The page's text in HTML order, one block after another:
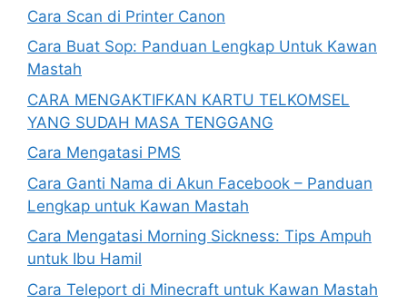
Cara Scan di Printer Canon
Cara Buat Sop: Panduan Lengkap Untuk Kawan
Mastah
CARA MENGAKTIFKAN KARTU TELKOMSEL
YANG SUDAH MASA TENGGANG
Cara Mengatasi PMS
Cara Ganti Nama di Akun Facebook – Panduan
Lengkap untuk Kawan Mastah
Cara Mengatasi Morning Sickness: Tips Ampuh
untuk Ibu Hamil
Cara Teleport di Minecraft untuk Kawan Mastah